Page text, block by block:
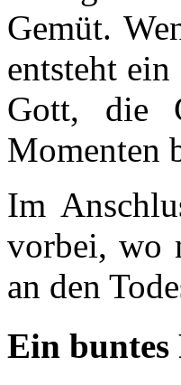
Gemüt.
entsteht
Gott, die
Momenten
Im
vorbei, wo
an den
Ein